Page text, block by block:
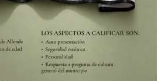
hacia las mujeres de la mesa de
las interrupciones y
evidencian una falta de
respeto a la investidura del